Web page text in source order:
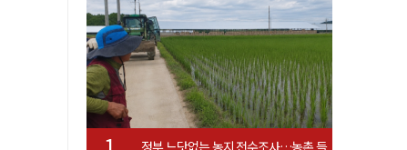
정부 느닷없는 농지 전수조사…농촌 들